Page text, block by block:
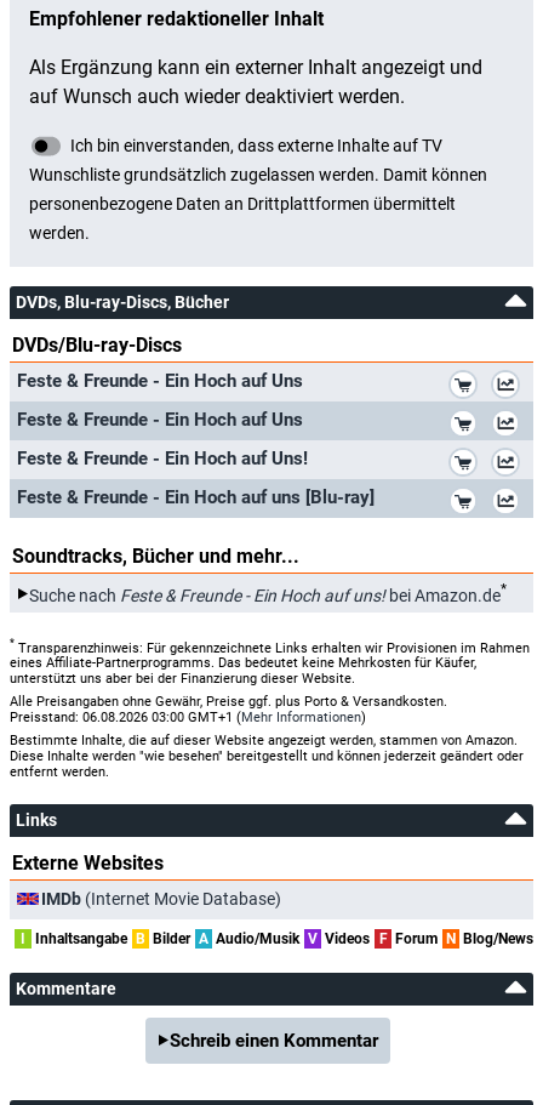
DVDs, Blu-ray-Discs, Bücher
DVDs/Blu-ray-Discs
Feste & Freunde - Ein Hoch auf Uns
Feste & Freunde - Ein Hoch auf Uns
Feste & Freunde - Ein Hoch auf Uns!
Feste & Freunde - Ein Hoch auf uns [Blu-ray]
Soundtracks, Bücher und mehr...
Suche nach Feste & Freunde - Ein Hoch auf uns!bei Amazon.de*
* Transparenzhinweis: Für gekennzeichnete Links erhalten wir Provisionen im Rahmen
eines Affiliate-Partnerprogramms. Das bedeutet keine Mehrkosten für Käufer,
unterstützt uns aber bei der Finanzierung dieser Website.
Alle Preisangaben ohne Gewähr, Preise ggf. plus Porto & Versandkosten.
Preisstand: 06.08.2026 03:00 GMT+1 (Mehr Informationen)
Bestimmte Inhalte, die auf dieser Website angezeigt werden, stammen von Amazon.
Diese Inhalte werden "wie besehen" bereitgestellt und können jederzeit geändert oder
entfernt werden.
Links
Externe Websites
IMDb (Internet Movie Database)
Inhaltsangabe B Bilder A Audio/Musik V Videos F Forum N Blog/News
Kommentare
Schreib einen Kommentar